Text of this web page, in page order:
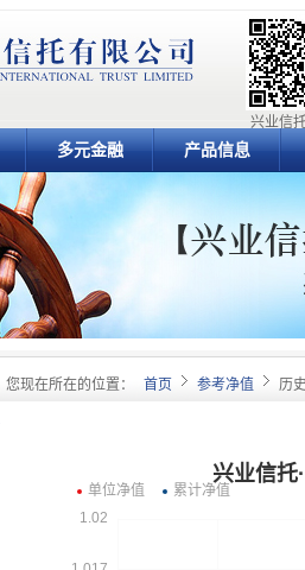
兴业信
多元金融 产品信息
您现在所在的位置： 首页 参考净值 历